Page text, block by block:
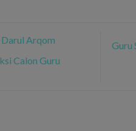
Arqom
Calon Guru
Guru